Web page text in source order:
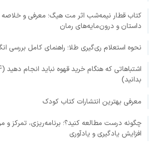
کتاب قطار نیمه‌شب اثر مت هیگ؛ معرفی و خلاصه
داستان و درون‌مایه‌های رمان
نحوه استعلام ری‌گیری طلا؛ راهنمای کامل بررسی
بدانید)
معرفی بهترین انتشارات کتاب کودک
چگونه درست مطالعه کنید؟؛ برنامه‌ریزی، تمرکز و
افزایش یادگیری و یادآوری